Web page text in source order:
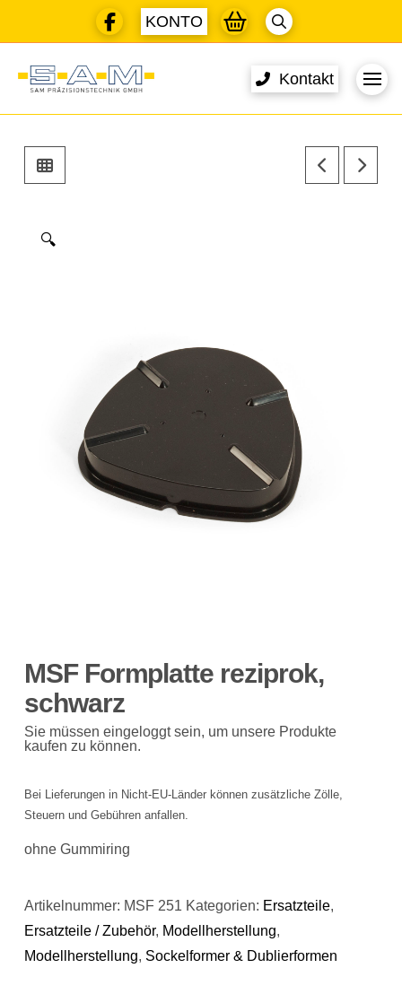
KONTO
Kontakt
🔍
MSF Formplatte reziprok,
schwarz
Sie müssen eingeloggt sein, um unsere Produkte
kaufen zu können.
Bei Lieferungen in Nicht-EU-Länder können zusätzliche Zölle,
Steuern und Gebühren anfallen.
ohne Gummiring
Artikelnummer: MSF 251 Kategorien: Ersatzteile,
Ersatzteile / Zubehör, Modellherstellung,
Modellherstellung, Sockelformer & Dublierformen